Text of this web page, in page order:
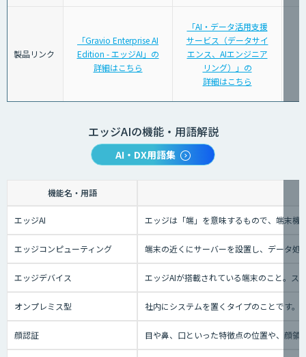
製品リンク
「Gravio Enterprise AI
Edition - エッジAI」の
詳細はこちら
「AI・データ活用支援
サービス（データサイ
エンス、AIエンジニア
リング）」の
詳細はこちら
エッジAIの機能・用語解説
AI・DX用語集
機能名・用語
エッジAI エッジは「端」を意味するもので、端末機
エッジコンピューティング 端末の近くにサーバーを設置し、データ処
エッジデバイス エッジAIが搭載されている端末のこと。ス
オンプレミス型 社内にシステムを置くタイプのことです
顔認証 目や鼻、口といった特徴点の位置や、顔